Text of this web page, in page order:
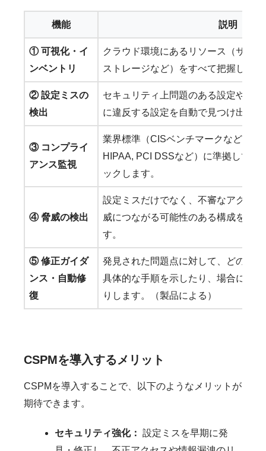
機能 説明
① 可視化・イ
ンベントリ
クラウド環境にあるリソース（サー
ストレージなど）をすべて把握し、
② 設定ミスの
検出
セキュリティ上問題のある設定や、
に違反する設定を自動で見つけ出し
③ コンプライ
アンス監視
業界標準（CISベンチマークなど）や
HIPAA, PCI DSSなど）に準拠してい
ックします。
④ 脅威の検出
設定ミスだけでなく、不審なアクテ
威につながる可能性のある構成を検
す。
⑤ 修正ガイダ
ンス・自動修
復
発見された問題点に対して、どのよ
具体的な手順を示したり、場合によ
りします。（製品による）
CSPMを導入するメリット
CSPMを導入することで、以下のようなメリットが
期待できます。
セキュリティ強化： 設定ミスを早期に発